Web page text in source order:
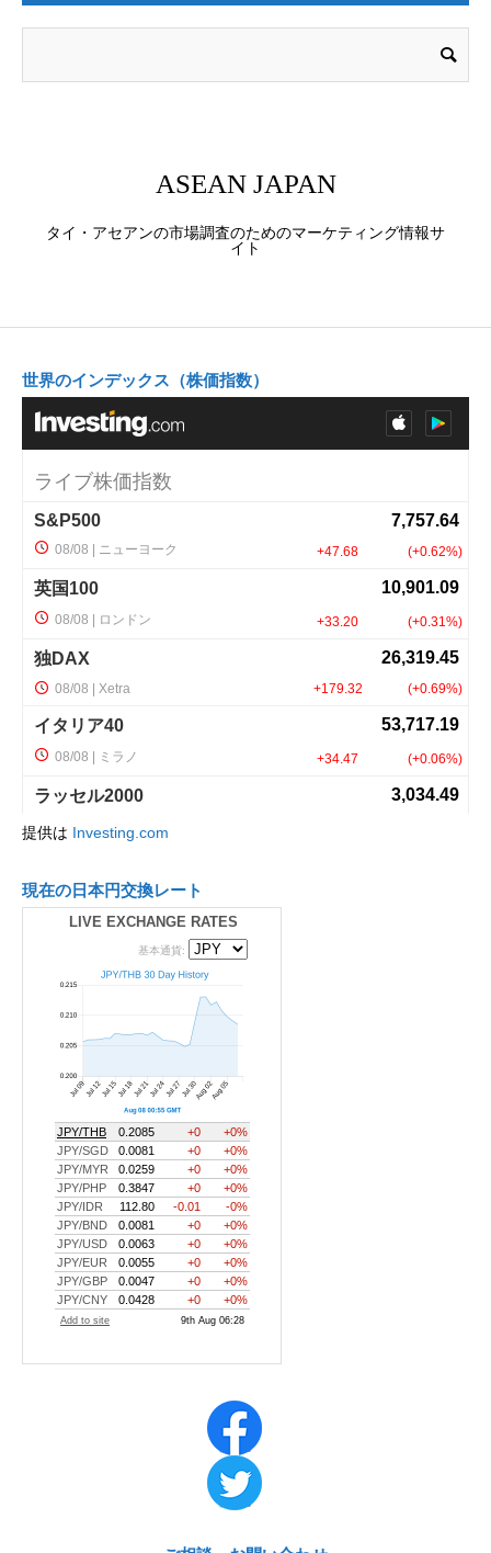
ASEAN JAPAN
タイ・アセアンの市場調査のためのマーケティング情報サ
イト
世界のインデックス（株価指数）
提供は Investing.com
現在の日本円交換レート
LIVE EXCHANGE RATES